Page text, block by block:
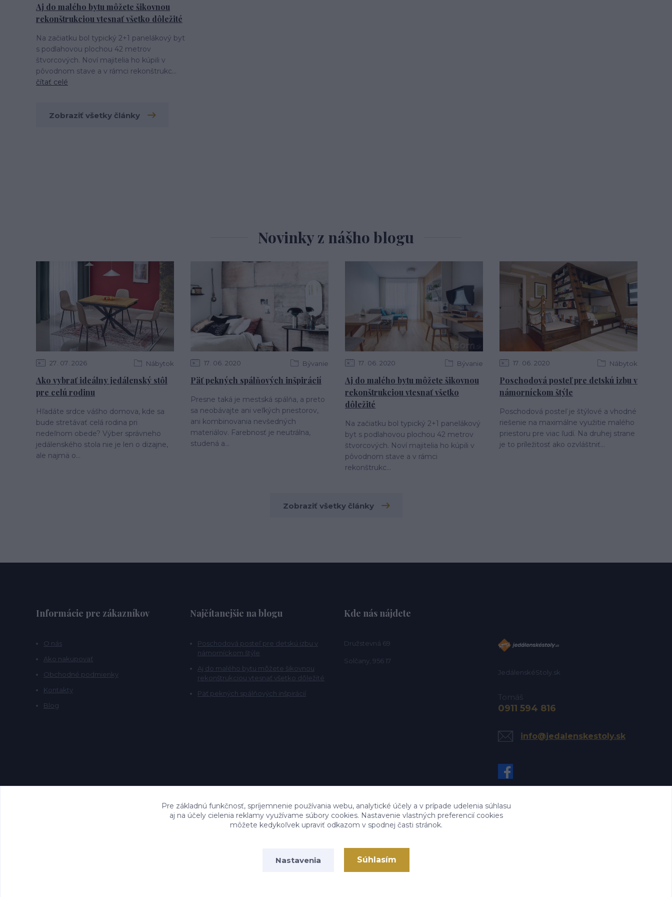
Aj do malého bytu môžete šikovnou
rekonštrukciou vtesnať všetko dôležité
Na začiatku bol typický 2+1 panelákový byt
s podlahovou plochou 42 metrov
štvorcových. Noví majitelia ho kúpili v
pôvodnom stave a v rámci rekonštrukc...
čítať celé
Zobraziť všetky články
Novinky z nášho blogu
27 07 2026 Nábytok
Ako vybrať ideálny jedálenský stôl
pre celú rodinu
Hľadáte srdce vášho domova, kde sa
bude stretávať celá rodina pri
nedeľnom obede? Výber správneho
jedálenského stola nie je len o dizajne,
ale najmä o...
17 06 2020 Bývanie
Päť pekných spálňových inšpirácií
Presne taká je mestská spálňa, a preto
sa neobávajte ani veľkých priestorov,
ani kombinovania nevšedných
materiálov. Farebnosť je neutrálna,
studená a...
17 06 2020 Bývanie
Aj do malého bytu môžete šikovnou
rekonštrukciou vtesnať všetko
dôležité
Na začiatku bol typický 2+1 panelákový
byt s podlahovou plochou 42 metrov
štvorcových. Noví majitelia ho kúpili v
pôvodnom stave a v rámci
rekonštrukc...
17 06 2020 Nábytok
Poschodová posteľ pre detskú izbu v
námorníckom štýle
Poschodová posteľ je štýlové a vhodné
riešenie na maximálne využitie malého
priestoru pre viac ľudí. Na druhej strane
je to príležitosť ako ozvláštniť...
Zobraziť všetky články
Informácie pre zákazníkov
O nás
Ako nakupovať
Obchodné podmienky
Kontakty
Blog
Najčítanejšie na blogu
Poschodová posteľ pre detskú izbu v
námorníckom štýle
Aj do malého bytu môžete šikovnou
rekonštrukciou vtesnať všetko dôležité
Päť pekných spálňových inšpirácií
Kde nás nájdete
Družstevná 69
Solčany, 956 17
JedálenskéStoly.sk
Tomáš
0911 594 816
info@jedalenskestoly.sk
Eshop-rychlo.sk
Pre základnú funkčnosť, spríjemnenie používania webu, analytické účely a v prípade udelenia súhlasu
aj na účely cielenia reklamy využívame súbory cookies. Nastavenie vlastných preferencií cookies
môžete kedykoľvek upraviť odkazom v spodnej časti stránok.
Nastavenia Súhlasím